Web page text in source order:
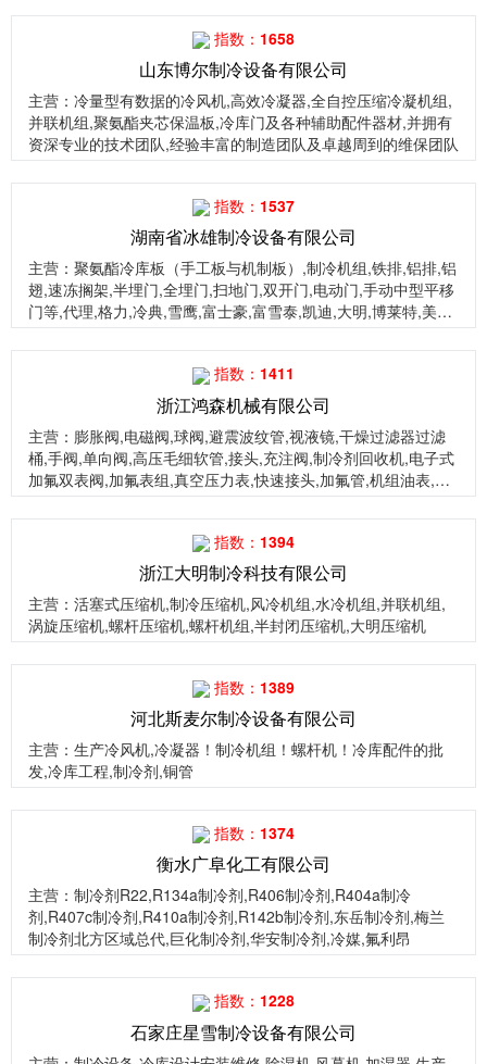
指数：1658
山东博尔制冷设备有限公司
主营 ：冷量型有数据的冷风机,高效冷凝器,全自控压缩冷凝机组,
并联机组,聚氨酯夹芯保温板,冷库门及各种辅助配件器材,并拥有
资深专业的技术团队,经验丰富的制造团队及卓越周到的维保团队
指数：1537
湖南省冰雄制冷设备有限公司
主营 ：聚氨酯冷库板（手工板与机制板）,制冷机组,铁排,铝排,铝
翅,速冻搁架,半埋门,全埋门,扫地门,双开门,电动门,手动中型平移
门等,代理,格力,冷典,雪鹰,富士豪,富雪泰,凯迪,大明,博莱特,美乐
柯制冷机组等制冷设备
指数：1411
浙江鸿森机械有限公司
主营 ：膨胀阀,电磁阀,球阀,避震波纹管,视液镜,干燥过滤器过滤
桶,手阀,单向阀,高压毛细软管,接头,充注阀,制冷剂回收机,电子式
加氟双表阀,加氟表组,真空压力表,快速接头,加氟管,机组油表,开
启阀,管路维修工具,空调阀门,铜配件
指数：1394
浙江大明制冷科技有限公司
主营 ：活塞式压缩机,制冷压缩机,风冷机组,水冷机组,并联机组,
涡旋压缩机,螺杆压缩机,螺杆机组,半封闭压缩机,大明压缩机
指数：1389
河北斯麦尔制冷设备有限公司
主营 ：生产冷风机,冷凝器！制冷机组！螺杆机！冷库配件的批
发,冷库工程,制冷剂,铜管
指数：1374
衡水广阜化工有限公司
主营 ：制冷剂R22,R134a制冷剂,R406制冷剂,R404a制冷
剂,R407c制冷剂,R410a制冷剂,R142b制冷剂,东岳制冷剂,梅兰
制冷剂北方区域总代,巨化制冷剂,华安制冷剂,冷媒,氟利昂
指数：1228
石家庄星雪制冷设备有限公司